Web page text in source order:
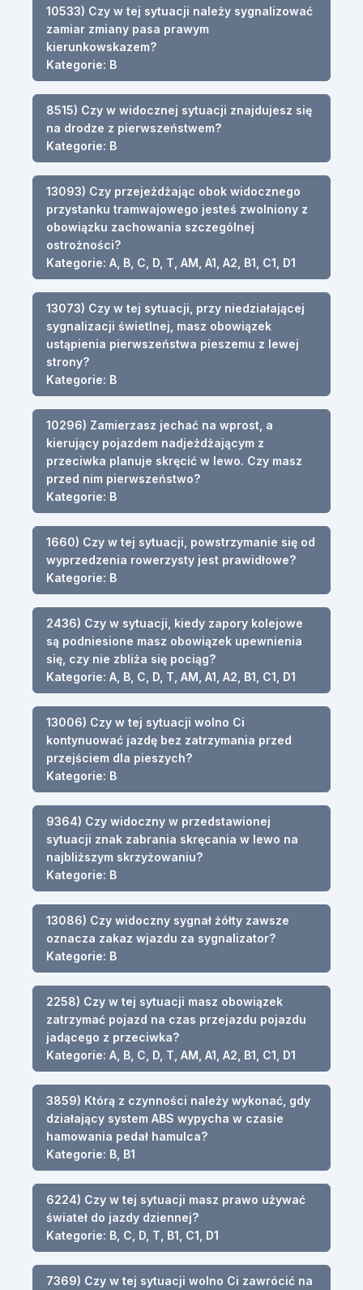
10533) Czy w tej sytuacji należy sygnalizować
zamiar zmiany pasa prawym
kierunkowskazem?
Kategorie: B
8515) Czy w widocznej sytuacji znajdujesz się
na drodze z pierwszeństwem?
Kategorie: B
13093) Czy przejeżdżając obok widocznego
przystanku tramwajowego jesteś zwolniony z
obowiązku zachowania szczególnej
ostrożności?
Kategorie: A, B, C, D, T, AM, A1, A2, B1, C1, D1
13073) Czy w tej sytuacji, przy niedziałającej
sygnalizacji świetlnej, masz obowiązek
ustąpienia pierwszeństwa pieszemu z lewej
strony?
Kategorie: B
10296) Zamierzasz jechać na wprost, a
kierujący pojazdem nadjeżdżającym z
przeciwka planuje skręcić w lewo. Czy masz
przed nim pierwszeństwo?
Kategorie: B
1660) Czy w tej sytuacji, powstrzymanie się od
wyprzedzenia rowerzysty jest prawidłowe?
Kategorie: B
2436) Czy w sytuacji, kiedy zapory kolejowe
są podniesione masz obowiązek upewnienia
się, czy nie zbliża się pociąg?
Kategorie: A, B, C, D, T, AM, A1, A2, B1, C1, D1
13006) Czy w tej sytuacji wolno Ci
kontynuować jazdę bez zatrzymania przed
przejściem dla pieszych?
Kategorie: B
9364) Czy widoczny w przedstawionej
sytuacji znak zabrania skręcania w lewo na
najbliższym skrzyżowaniu?
Kategorie: B
13086) Czy widoczny sygnał żółty zawsze
oznacza zakaz wjazdu za sygnalizator?
Kategorie: B
2258) Czy w tej sytuacji masz obowiązek
zatrzymać pojazd na czas przejazdu pojazdu
jadącego z przeciwka?
Kategorie: A, B, C, D, T, AM, A1, A2, B1, C1, D1
3859) Którą z czynności należy wykonać, gdy
działający system ABS wypycha w czasie
hamowania pedał hamulca?
Kategorie: B, B1
6224) Czy w tej sytuacji masz prawo używać
świateł do jazdy dziennej?
Kategorie: B, C, D, T, B1, C1, D1
7369) Czy w tej sytuacji wolno Ci zawrócić na